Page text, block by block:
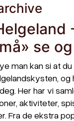
se
man kan si at
Her har vi
aktiviteter,
Fra de ekstra